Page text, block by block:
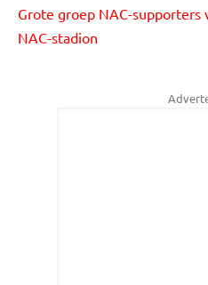
Grote groep NAC-
NAC-stadion